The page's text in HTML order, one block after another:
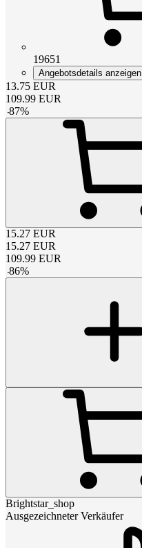
19651
Angebotsdetails anzeigen
13.75 EUR
109.99 EUR
-87%
15.27 EUR
15.27 EUR
109.99 EUR
-86%
Brightstar_shop
Ausgezeichneter Verkäufer